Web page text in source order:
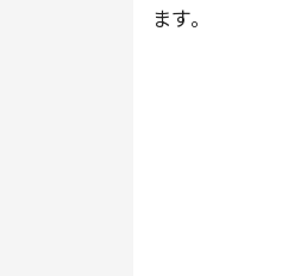
ます。